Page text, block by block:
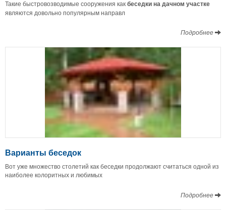
Такие быстровозводимые сооружения какбеседки на дачном участке
являются довольно популярным направл
Подробнее
Варианты беседок
Вот уже множество столетий как беседки продолжают считаться одной из
наиболее колоритных и любимых
Подробнее